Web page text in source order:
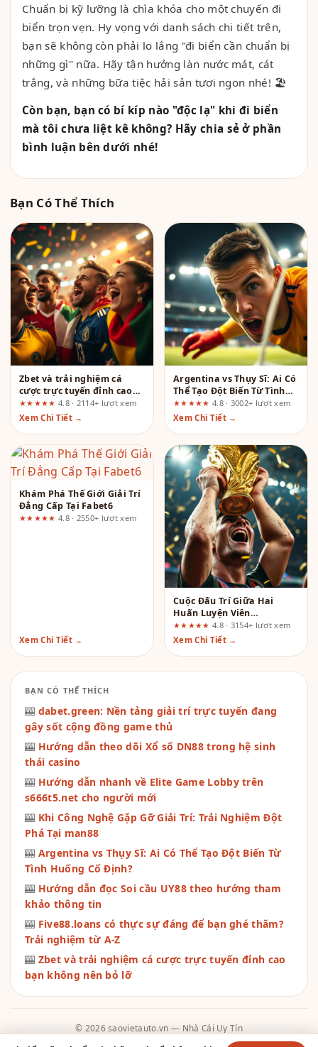
Chuẩn bị kỹ lưỡng là chìa khóa cho một chuyến đi
biển trọn vẹn. Hy vọng với danh sách chi tiết trên,
bạn sẽ không còn phải lo lắng "đi biển cần chuẩn bị
những gì" nữa. Hãy tận hưởng làn nước mát, cát
trắng, và những bữa tiệc hải sản tươi ngon nhé! 🏖️
Còn bạn, bạn có bí kíp nào "độc lạ" khi đi biển
mà tôi chưa liệt kê không? Hãy chia sẻ ở phần
bình luận bên dưới nhé!
Bạn Có Thể Thích
Zbet và trải nghiệm cá
cược trực tuyến đỉnh cao
bạn không nên bỏ lỡ
★★★★★ 4.8 · 2114+ lượt xem
Xem Chi Tiết →
Argentina vs Thụy Sĩ: Ai Có
Thể Tạo Đột Biến Từ Tình
Huống Cố Định?
★★★★★ 4.8 · 3002+ lượt xem
Xem Chi Tiết →
Khám Phá Thế Giới Giải Trí
Đẳng Cấp Tại Fabet6
★★★★★ 4.8 · 2550+ lượt xem
Xem Chi Tiết →
Cuộc Đấu Trí Giữa Hai
Huấn Luyện Viên
Argentina Và Thụy Sĩ: Ai Là
Kẻ Cầm Cân Nảy Mực?
★★★★★ 4.8 · 3154+ lượt xem
Xem Chi Tiết →
BẠN CÓ THỂ THÍCH
🎰 dabet.green: Nền tảng giải trí trực tuyến đang
gây sốt cộng đồng game thủ
🎰 Hướng dẫn theo dõi Xổ số DN88 trong hệ sinh
thái casino
🎰 Hướng dẫn nhanh về Elite Game Lobby trên
s666t5.net cho người mới
🎰 Khi Công Nghệ Gặp Gỡ Giải Trí: Trải Nghiệm Đột
Phá Tại man88
🎰 Argentina vs Thụy Sĩ: Ai Có Thể Tạo Đột Biến Từ
Tình Huống Cố Định?
🎰 Hướng dẫn đọc Soi cầu UY88 theo hướng tham
khảo thông tin
🎰 Five88.loans có thực sự đáng để bạn ghé thăm?
Trải nghiệm từ A-Z
🎰 Zbet và trải nghiệm cá cược trực tuyến đỉnh cao
bạn không nên bỏ lỡ
© 2026 saovietauto.vn — Nhà Cái Uy Tín